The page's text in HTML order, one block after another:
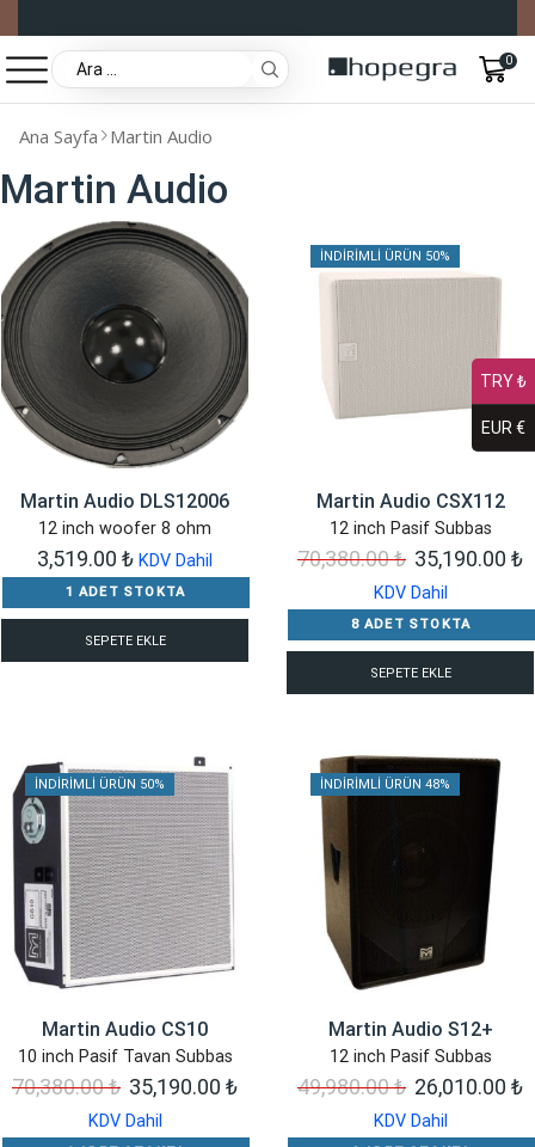
0
Ana Sayfa Martin Audio
Martin Audio
Martin Audio DLS12006
12 inch woofer 8 ohm
3,519.00 ₺ KDV Dahil
1 ADET STOKTA
SEPETE EKLE
İNDIRIMLI ÜRÜN 50%
Martin Audio CSX112
12 inch Pasif Subbas
70,380.00₺ Orijinal
fiyat:
70,380.00 ₺.
35,190.00 ₺
KDV Dahil
8 ADET STOKTA
SEPETE EKLE
İNDIRIMLI ÜRÜN 50%
Martin Audio CS10
10 inch Pasif Tavan Subbas
70,380.00₺ Orijinal
fiyat:
35,190.00 ₺Şu
KDV Dahil
İNDIRIMLI ÜRÜN 48%
Martin Audio S12+
12 inch Pasif Subbas
49,980.00₺ Orijinal
fiyat:
26,010.00 ₺
KDV Dahil
TRY ₺
EUR €